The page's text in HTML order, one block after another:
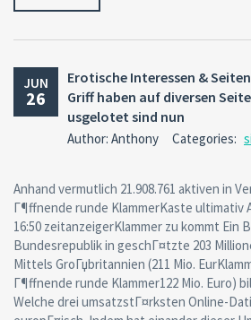
JUN
26
Erotische Interessen &
Griff haben auf diversen
usgelotet sind nun
Author: Anthony Categories:
Anhand vermutlich 21.908.761 aktiven in
Г¶ffnende runde KlammerKaste ultimativ
16:50 zeitanzeigerKlammer zu kommt Ein
Bundesrepublik in geschГ¤tzte 203
Mittels GroГџbritannien (211 Mio.
Г¶ffnende runde Klammer122 Mio. Euro)
Welche drei umsatzstГ¤rksten Online-